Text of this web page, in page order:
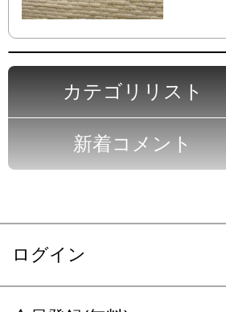
カテゴリリスト
新着コメント
ログイン